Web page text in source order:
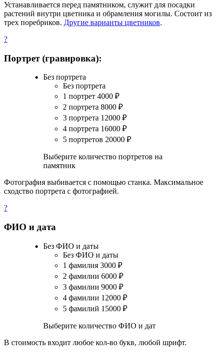
Устанавливается перед памятником, служит для посадки
растений внутри цветника и обрамления могилы. Состоит из
трех поребриков. Другие варианты цветников.
?
Портрет (гравировка):
Без портрета
Без портрета
1 портрет 4000 ₽
2 портрета 8000 ₽
3 портрета 12000 ₽
4 портрета 16000 ₽
5 портретов 20000 ₽
Выберите количество портретов на
памятник
Фотография выбивается с помощью станка. Максимальное
сходство портрета с фотографией.
?
ФИО и дата
Без ФИО и даты
Без ФИО и даты
1 фамилия 3000 ₽
2 фамилии 6000 ₽
3 фамилии 9000 ₽
4 фамилии 12000 ₽
5 фамилий 15000 ₽
Выберите количество ФИО и дат
В стоимость входит любое кол-во букв, любой шрифт.